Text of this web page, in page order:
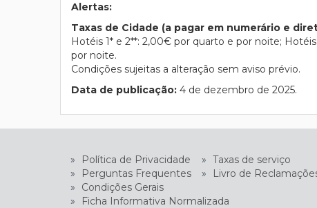
Alertas:
Taxas de Cidade (a pagar em numerário e
Hotéis 1* e 2**: 2,00€ por quarto e por noite;
por noite.
Condições sujeitas a alteração sem aviso prévio.
Data de publicação: 4 de dezembro de 2025.
» Política de Privacidade » Taxas de serviço
»
Perguntas Frequentes »
Livro de
»
Condições Gerais
»
Ficha Informativa Normalizada